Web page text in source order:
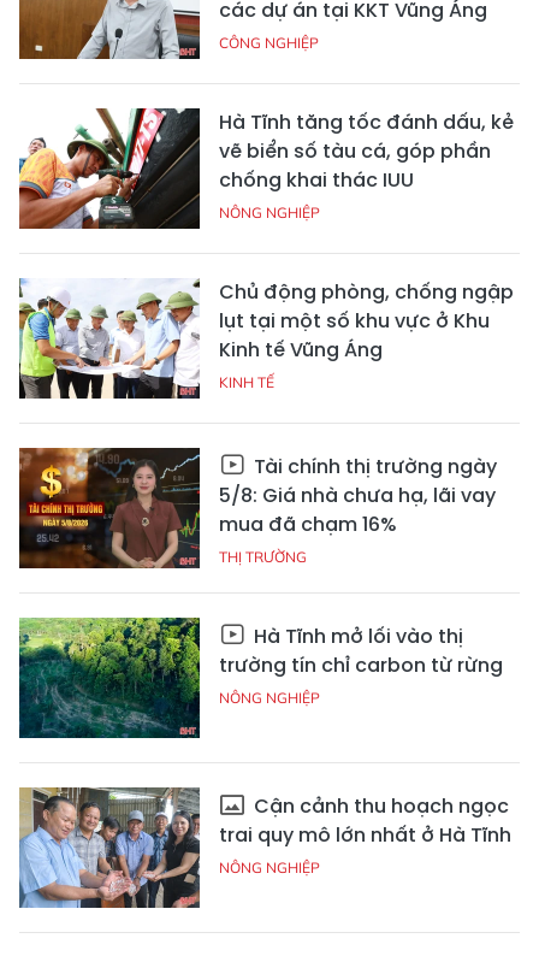
các dự án tại KKT Vũng Áng
CÔNG NGHIỆP
Hà Tĩnh tăng tốc đánh dấu, kẻ
vẽ biển số tàu cá, góp phần
chống khai thác IUU
NÔNG NGHIỆP
Chủ động phòng, chống ngập
lụt tại một số khu vực ở Khu
Kinh tế Vũng Áng
KINH TẾ
Tài chính thị trường ngày
5/8: Giá nhà chưa hạ, lãi vay
mua đã chạm 16%
THỊ TRƯỜNG
Hà Tĩnh mở lối vào thị
trường tín chỉ carbon từ rừng
NÔNG NGHIỆP
Cận cảnh thu hoạch ngọc
trai quy mô lớn nhất ở Hà Tĩnh
NÔNG NGHIỆP